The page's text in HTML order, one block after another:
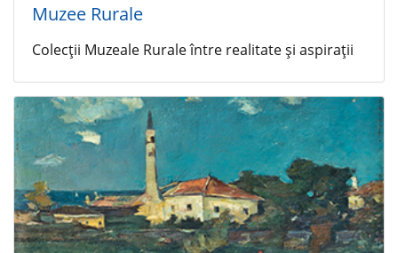
Muzee Rurale
Colecţii Muzeale Rurale între realitate şi aspiraţii